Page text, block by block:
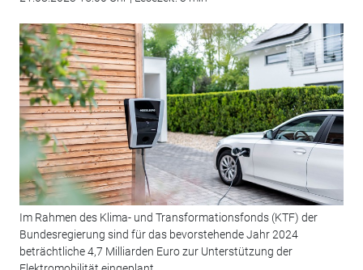
Im Rahmen des Klima- und Transformationsfonds (KTF) der
Bundesregierung sind für das bevorstehende Jahr 2024
beträchtliche 4,7 Milliarden Euro zur Unterstützung der